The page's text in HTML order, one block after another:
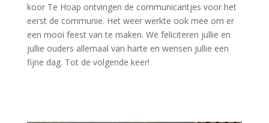
koor Te Hoap ontvingen de communicantjes voor het
eerst de communie. Het weer werkte ook mee om er
een mooi feest van te maken. We feliciteren jullie en
jullie ouders allemaal van harte en wensen jullie een
fijne dag. Tot de volgende keer!